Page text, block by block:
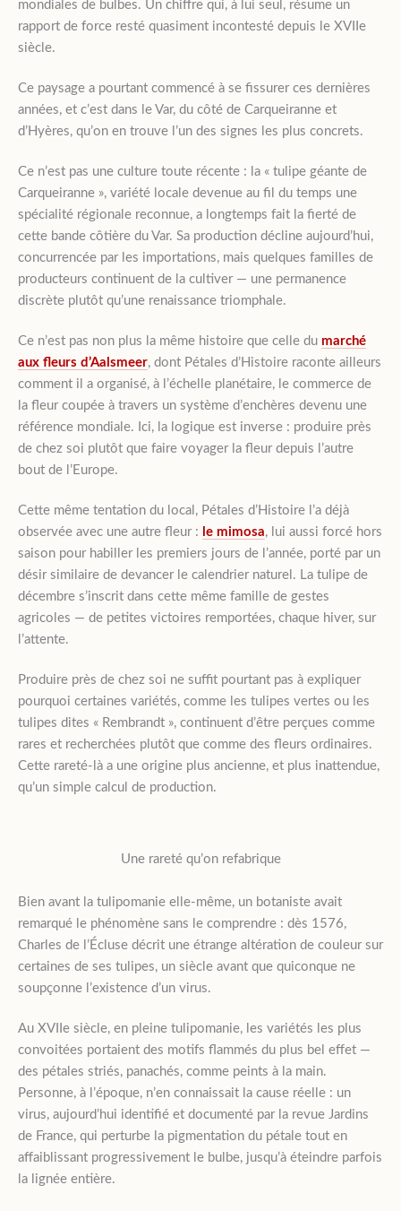
mondiales de bulbes. Un chiffre qui, à lui seul, résume un
rapport de force resté quasiment incontesté depuis le XVIIe
siècle.
Ce paysage a pourtant commencé à se fissurer ces dernières
années, et c’est dans le Var, du côté de Carqueiranne et
d’Hyères, qu’on en trouve l’un des signes les plus concrets.
Ce n’est pas une culture toute récente : la « tulipe géante de
Carqueiranne », variété locale devenue au fil du temps une
spécialité régionale reconnue, a longtemps fait la fierté de
cette bande côtière du Var. Sa production décline aujourd’hui,
concurrencée par les importations, mais quelques familles de
producteurs continuent de la cultiver — une permanence
discrète plutôt qu’une renaissance triomphale.
Ce n’est pas non plus la même histoire que celle du marché
aux fleurs d’Aalsmeer, dont Pétales d’Histoire raconte ailleurs
comment il a organisé, à l’échelle planétaire, le commerce de
la fleur coupée à travers un système d’enchères devenu une
référence mondiale. Ici, la logique est inverse : produire près
de chez soi plutôt que faire voyager la fleur depuis l’autre
bout de l’Europe.
Cette même tentation du local, Pétales d’Histoire l’a déjà
observée avec une autre fleur : le mimosa, lui aussi forcé hors
saison pour habiller les premiers jours de l’année, porté par un
désir similaire de devancer le calendrier naturel. La tulipe de
décembre s’inscrit dans cette même famille de gestes
agricoles — de petites victoires remportées, chaque hiver, sur
l’attente.
Produire près de chez soi ne suffit pourtant pas à expliquer
pourquoi certaines variétés, comme les tulipes vertes ou les
tulipes dites « Rembrandt », continuent d’être perçues comme
rares et recherchées plutôt que comme des fleurs ordinaires.
Cette rareté-là a une origine plus ancienne, et plus inattendue,
qu’un simple calcul de production.
Une rareté qu’on refabrique
Bien avant la tulipomanie elle-même, un botaniste avait
remarqué le phénomène sans le comprendre : dès 1576,
Charles de l’Écluse décrit une étrange altération de couleur sur
certaines de ses tulipes, un siècle avant que quiconque ne
soupçonne l’existence d’un virus.
Au XVIIe siècle, en pleine tulipomanie, les variétés les plus
convoitées portaient des motifs flammés du plus bel effet —
des pétales striés, panachés, comme peints à la main.
Personne, à l’époque, n’en connaissait la cause réelle : un
virus, aujourd’hui identifié et documenté par la revue Jardins
de France, qui perturbe la pigmentation du pétale tout en
affaiblissant progressivement le bulbe, jusqu’à éteindre parfois
la lignée entière.